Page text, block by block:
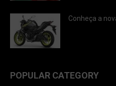
Conheça a
POPULAR CATEGORY